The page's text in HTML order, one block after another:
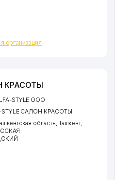
организация
КРАСОТЫ
STYLE ООО
STYLE САЛОН КРАСОТЫ
область, Ташкент,